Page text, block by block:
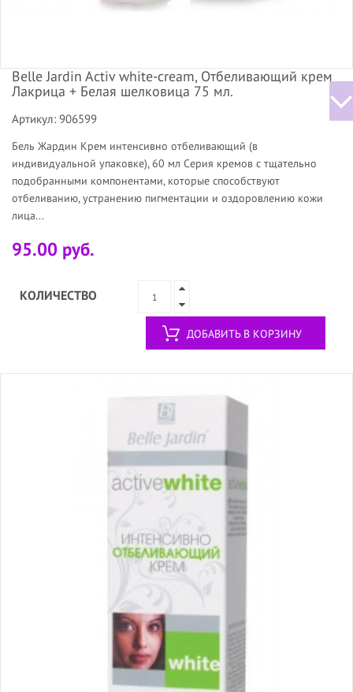
Belle Jardin Activ white-сreаm, Отбеливающий крем
Лакрица + Белая шелковица 75 мл.
Артикул: 906599
Бель Жардин Крем интенсивно отбеливающий (в
индивидуальной упаковке), 60 мл Серия кремов с тщательно
подобранными компонентами, которые способствуют
отбеливанию, устранению пигментации и оздоровлению кожи
лица...
95.00 руб.
КОЛИЧЕСТВО
ДОБАВИТЬ В КОРЗИНУ